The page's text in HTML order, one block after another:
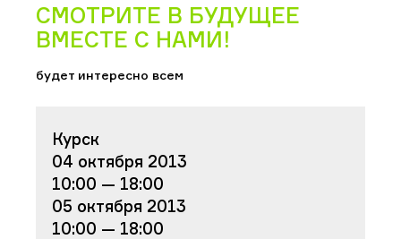
СМОТРИТЕ В БУДУЩЕЕ
ВМЕСТЕ С НАМИ!
будет интересно всем
Курск
04 октября 2013
10:00 — 18:00
05 октября 2013
10:00 — 18:00